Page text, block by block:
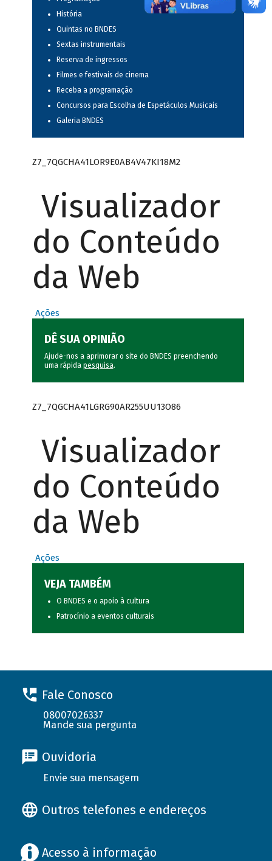
História
Quintas no BNDES
Sextas instrumentais
Reserva de ingressos
Filmes e festivais de cinema
Receba a programação
Concursos para Escolha de Espetáculos Musicais
Galeria BNDES
Z7_7QGCHA41LOR9E0AB4V47KI18M2
Visualizador
do Conteúdo
da Web
Ações
DÊ SUA OPINIÃO
Ajude-nos a aprimorar o site do BNDES preenchendo
uma rápida pesquisa.
Z7_7QGCHA41LGRG90AR255UU13O86
Visualizador
do Conteúdo
da Web
Ações
VEJA TAMBÉM
O BNDES e o apoio à cultura
Patrocínio a eventos culturais
Fale Conosco
08007026337
Mande sua pergunta
Ouvidoria
Envie sua mensagem
Outros telefones e endereços
Acesso à informação